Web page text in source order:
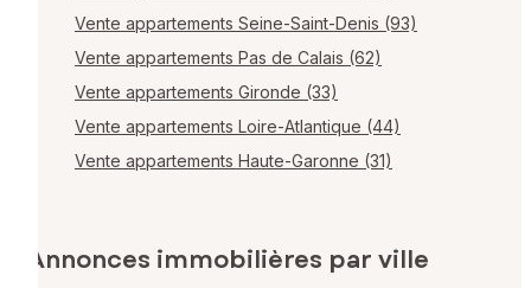
Vente appartements Seine-Saint-Denis (93)
Vente appartements Pas de Calais (62)
Vente appartements Gironde (33)
Vente appartements Loire-Atlantique (44)
Vente appartements Haute-Garonne (31)
Annonces immobilières par ville